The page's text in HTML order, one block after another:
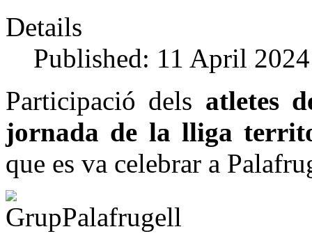
Details
Published: 11 April 2024
Participació dels atletes
jornada de la lliga
que es va celebrar a